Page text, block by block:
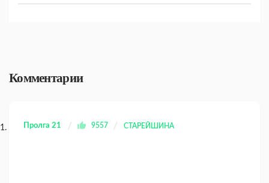
Комментарии
Пролга 21 9557 СТАРЕЙШИНА